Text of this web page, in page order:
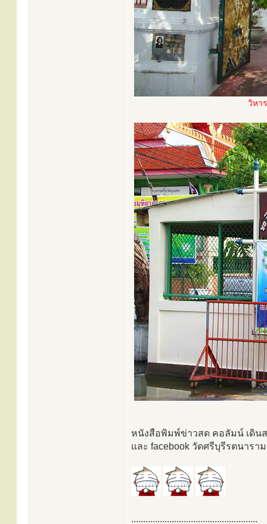
วิหา
หนังสือพิมพ์ข่าวสด คอลัมน์ เดิน
และ facebook วัดศรีบุรีรตนารา
.....................................................